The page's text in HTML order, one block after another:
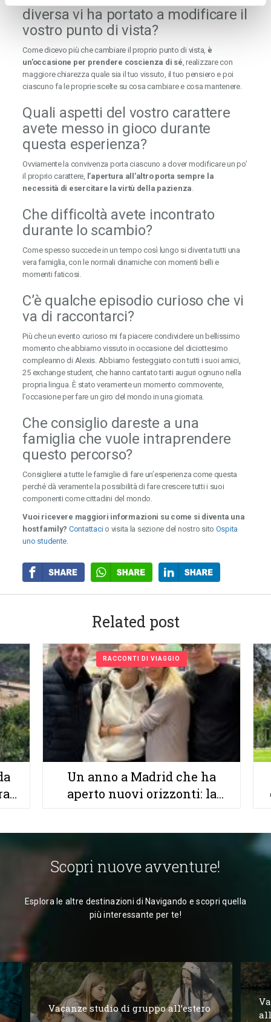
diversa vi ha portato a modificare il
vostro punto di vista?
Come dicevo più che cambiare il proprio punto di vista, è
un’occasione per prendere coscienza di sé , realizzare con
maggiore chiarezza quale sia il tuo vissuto, il tuo pensiero e poi
ciascuno fa le proprie scelte su cosa cambiare e cosa mantenere.
Quali aspetti del vostro carattere
avete messo in gioco durante
questa esperienza?
Ovviamente la convivenza porta ciascuno a dover modificare un po’
il proprio carattere, l’apertura all’altro porta sempre la
necessità di esercitare la virtù della pazienza
Che difficoltà avete incontrato
durante lo scambio?
Come spesso succede in un tempo così lungo si diventa tutti una
vera famiglia, con le normali dinamiche con momenti belli e
momenti faticosi.
C’è qualche episodio curioso che vi
va di raccontarci?
Più che un evento curioso mi fa piacere condividere un bellissimo
momento che abbiamo vissuto in occasione del diciottesimo
compleanno di Alexis. Abbiamo festeggiato con tutti i suoi amici,
25 exchange student, che hanno cantato tanti auguri ognuno nella
propria lingua. È stato veramente un momento commovente,
l’occasione per fare un giro del mondo in una giornata.
Che consiglio dareste a una
famiglia che vuole intraprendere
questo percorso?
Consiglierei a tutte le famiglie di fare un’esperienza come questa
perché dà veramente la possibilità di fare crescere tutti i suoi
componenti come cittadini del mondo.
Vuoi ricevere maggiori informazioni su come si diventa una
host family? Contattacio visita la sezione del nostro sito Ospita
uno studente
Related post
RACCONTI DI VIAGGIO
Un anno a Madrid che ha
aperto nuovi orizzonti: la
Scopri nuove avventure!
Esplora le altre destinazioni di Navigando e scopri quella
più interessante per te!
Vacanze studio di gruppo all’estero